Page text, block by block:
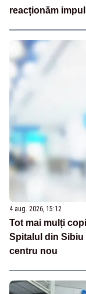
reacționăm
4 aug. 2026, 15:12
Tot mai mulți
Spitalul din Sibiu
centru nou